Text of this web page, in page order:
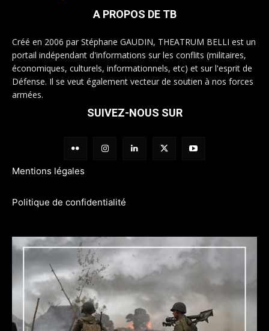
A PROPOS DE TB
Créé en 2006 par Stéphane GAUDIN, THEATRUM BELLI est un
portail indépendant d'informations sur les conflits (militaires,
économiques, culturels, informationnels, etc) et sur l'esprit de
Défense. Il se veut également vecteur de soutien à nos forces
armées.
SUIVEZ-NOUS SUR
Mentions légales
Politique de confidentialité